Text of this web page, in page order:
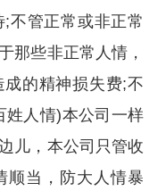
不管正常或非正常
那些非正常人情，
的精神损失费;不
姓人情)本公司一样
儿，本公司只管收
顺当，防大人情暴